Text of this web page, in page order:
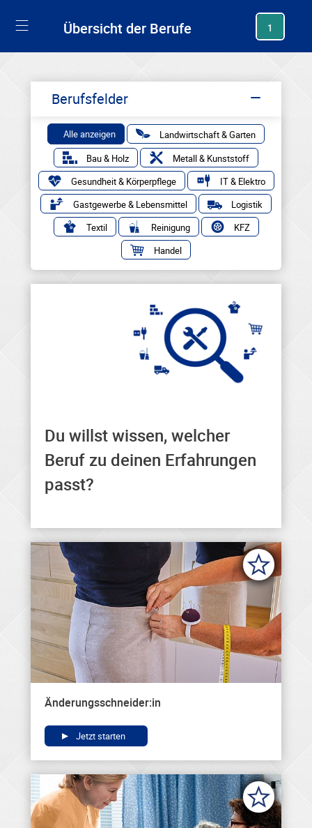
Übersicht der Berufe 1
Berufsfelder
Alle anzeigen
Landwirtschaft & Garten
Bau & Holz
Metall & Kunststoff
Gesundheit & Körperpflege
IT & Elektro
Gastgewerbe & Lebensmittel
Logistik
Textil
Reinigung
KFZ
Handel
Du willst wissen, welcher
Beruf zu deinen Erfahrungen
passt?
Hier findest du den
passenden Beruf zu deinen
Änderungsschneider:in
Jetzt starten